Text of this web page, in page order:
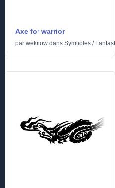
Axe for warrior
par weknow dans Symboles /